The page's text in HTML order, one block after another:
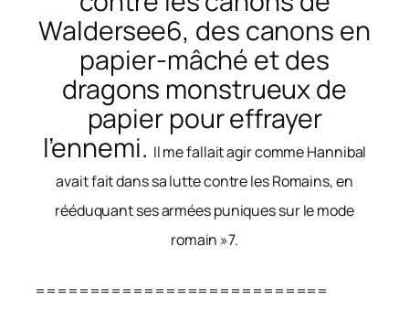
Waldersee6, des canons en
papier-mâché et des
dragons monstrueux de
papier pour effrayer
l’ennemi. Il me fallait agir comme Hannibal
avait fait dans sa lutte contre les Romains, en
rééduquant ses armées puniques sur le mode
romain »7.
===========================